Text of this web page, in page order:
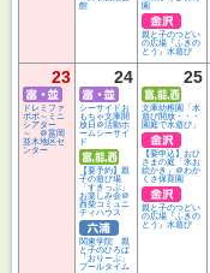
館 園
親と子のつどい
の広場『ふきの
とう』水遊び
23
ドレミファ
ポポ～ミニ
シアター
～ ＠富岡
並木地区セ
ンター
24
シーサイドお
もちゃ文庫開
放日＠活動ホ
ームシーサイ
ド
【要予約】親
子の遊び場
「すきっぷ」
お楽しみ会＠
西柴コミュニ
ティハウス
関東学院 親
と子のひろば
「おりーぶ」
プールタイム
25
文庫幼稚園「水
遊び開放・・・
園庭で水遊び」
【要申込】おひ
さまの庭「氷お
絵かき」＠わか
くさ保育園
親と子のつどい
の広場『ふきの
とう』水遊び